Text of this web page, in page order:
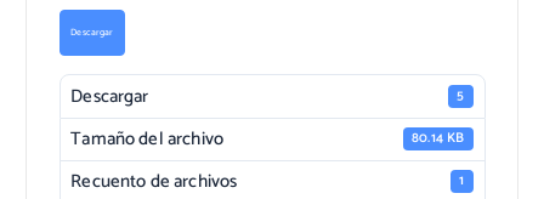
Descargar
Descargar 5
Tamaño del archivo 80.14 KB
Recuento de archivos 1